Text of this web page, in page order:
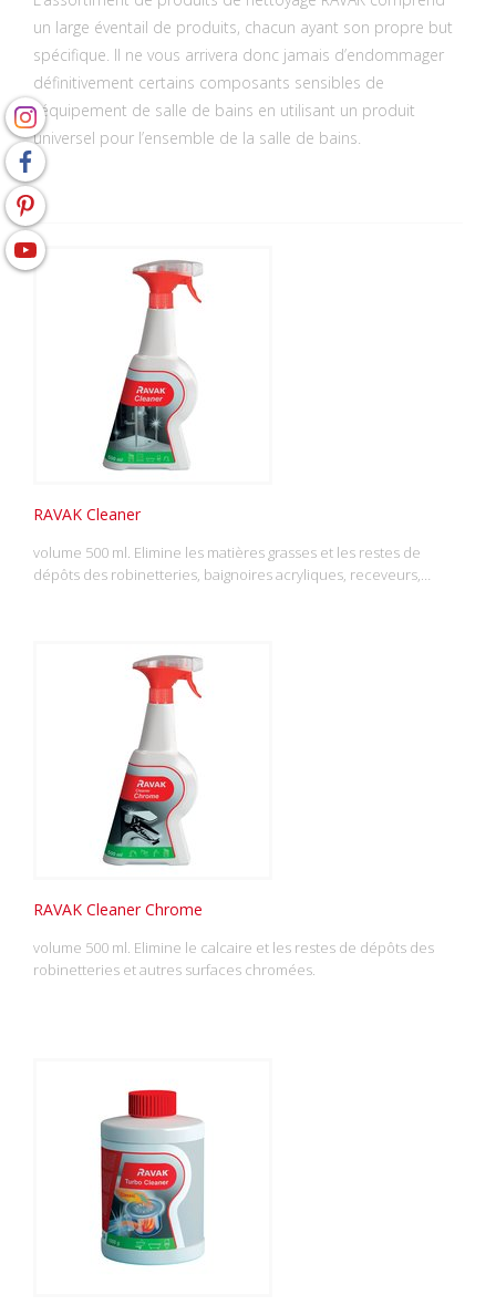
un large éventail de produits, chacun ayant son propre but
spécifique. Il ne vous arrivera donc jamais d’endommager
définitivement certains composants sensibles de
l'équipement de salle de bains en utilisant un produit
universel pour l’ensemble de la salle de bains.
RAVAK Cleaner
volume 500 ml. Elimine les matières grasses et les restes de
dépôts des robinetteries, baignoires acryliques, receveurs,…
RAVAK Cleaner Chrome
volume 500 ml. Elimine le calcaire et les restes de dépôts des
robinetteries et autres surfaces chromées.